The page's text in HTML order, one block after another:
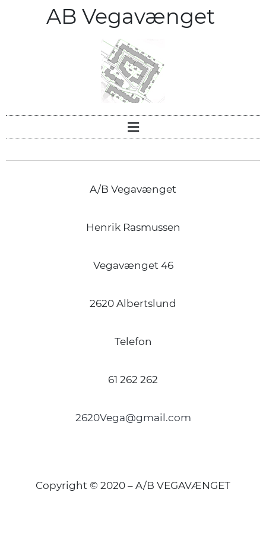
AB Vegavænget
A/B Vegavænget
Henrik Rasmussen
Vegavænget 46
2620 Albertslund
Telefon
61 262 262
2620Vega@gmail.com
Copyright © 2020 – A/B VEGAVÆNGET